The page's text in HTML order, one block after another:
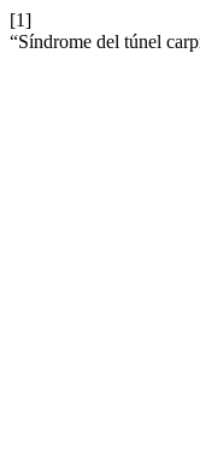
[1]
“Síndrome del túnel